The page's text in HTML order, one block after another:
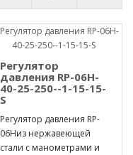
Регулятор
давления RP-06H-
40-25-250--1-15-15-
S
Регулятор давления RP-
06Hиз нержавеющей
стали с манометрами и